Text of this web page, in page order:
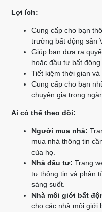
Lợi ích:
Cung cấp cho bạn
trường bất động sản
Giúp bạn đưa ra
hoặc đầu tư bất động
Tiết kiệm thời gian
Cung cấp cho bạn
chuyên gia trong
Ai có thể theo dõi:
Người mua nhà:
mua nhà thông tin
của họ.
Nhà đầu tư: Trang
tư thông tin và phân
sáng suốt.
Nhà môi giới bất
cho các nhà môi giới